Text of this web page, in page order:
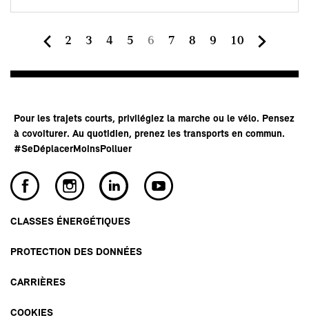
Page
2 Page
3 Page
4 Page
5
Page
6 Page
7 Page
8 Page
9 Page
10
Pour les trajets courts, privilégiez la marche ou le vélo. Pensez
à covoiturer. Au quotidien, prenez les transports en commun.
#SeDéplacerMoinsPolluer
CLASSES ÉNERGÉTIQUES
PROTECTION DES DONNÉES
CARRIÈRES
COOKIES